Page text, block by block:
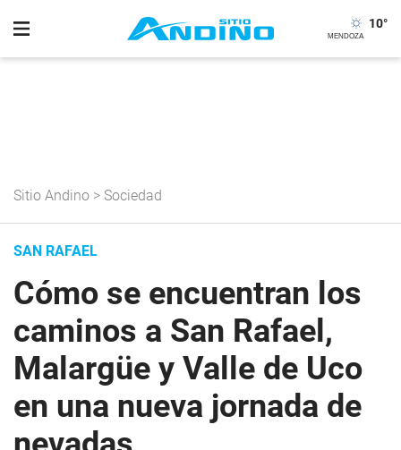
10°
Sitio Andino > Sociedad
SAN RAFAEL
Cómo se encuentran los
caminos a San Rafael,
Malargüe y Valle de Uco
en una nueva jornada de